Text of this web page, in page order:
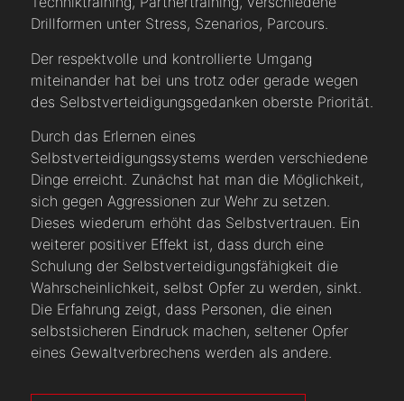
Drillformen unter Stress, Szenarios, Parcours.
Der respektvolle und kontrollierte Umgang
miteinander hat bei uns trotz oder gerade wegen
des Selbstverteidigungsgedanken oberste Priorität.
Durch das Erlernen eines
Selbstverteidigungssystems werden verschiedene
Dinge erreicht. Zunächst hat man die Möglichkeit,
sich gegen Aggressionen zur Wehr zu setzen.
Dieses wiederum erhöht das Selbstvertrauen. Ein
weiterer positiver Effekt ist, dass durch eine
Schulung der Selbstverteidigungsfähigkeit die
Wahrscheinlichkeit, selbst Opfer zu werden, sinkt.
Die Erfahrung zeigt, dass Personen, die einen
selbstsicheren Eindruck machen, seltener Opfer
eines Gewaltverbrechens werden als andere.